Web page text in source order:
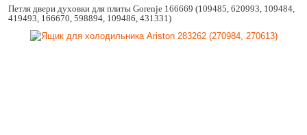
Петля двери духовки для плиты Gorenje 166669 (109485, 620993, 109484,
419493, 166670, 598894, 109486, 431331)